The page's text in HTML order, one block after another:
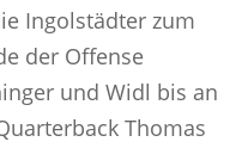
Ingolstädter zum
der Offense
und Widl bis an
Thomas